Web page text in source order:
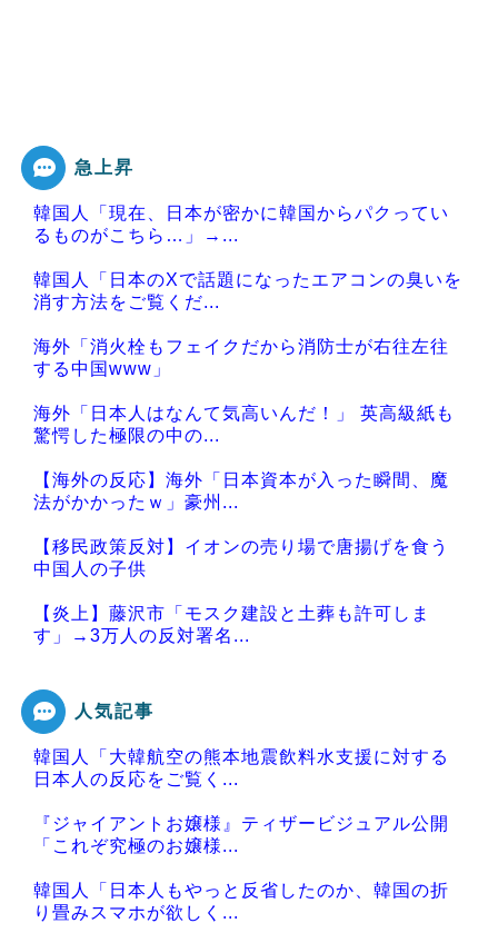
急上昇
韓国人「現在、日本が密かに韓国からパクってい
るものがこちら…」→...
韓国人「日本のXで話題になったエアコンの臭いを
消す方法をご覧くだ...
海外「消火栓もフェイクだから消防士が右往左往
する中国www」
海外「日本人はなんて気高いんだ！」 英高級紙も
驚愕した極限の中の...
【海外の反応】海外「日本資本が入った瞬間、魔
法がかかったｗ」豪州...
【移民政策反対】イオンの売り場で唐揚げを食う
中国人の子供
【炎上】藤沢市「モスク建設と土葬も許可しま
す」→3万人の反対署名...
Powered by livedoor 相互RSS
人気記事
韓国人「大韓航空の熊本地震飲料水支援に対する
日本人の反応をご覧く...
『ジャイアントお嬢様』ティザービジュアル公開
「これぞ究極のお嬢様...
韓国人「日本人もやっと反省したのか、韓国の折
り畳みスマホが欲しく...